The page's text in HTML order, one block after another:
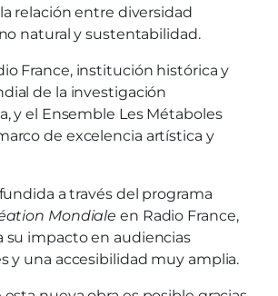
relación entre diversidad
natural y sustentabilidad.
France, institución histórica y
de la investigación
y el Ensemble Les Métaboles
de excelencia artística y
a través del programa
Mondialeen Radio France,
su impacto en audiencias
y una accesibilidad muy amplia.